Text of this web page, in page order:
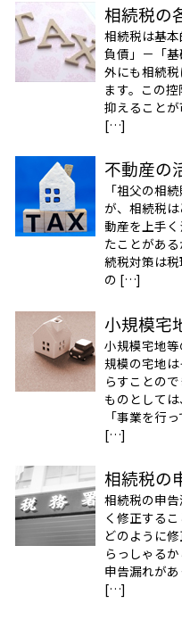
相続税の
相続税は基
負債」－「
外にも相続
ます。この
抑えること
[…]
不動産の
「祖父の相
が、相続税
動産を上手
たことがあ
続税対策は
の […]
小規模宅
小規模宅地
規模の宅地
らすことの
ものとしては
「事業を行
[…]
相続税の
相続税の申
く修正する
どのように
らっしゃる
申告漏れが
[…]